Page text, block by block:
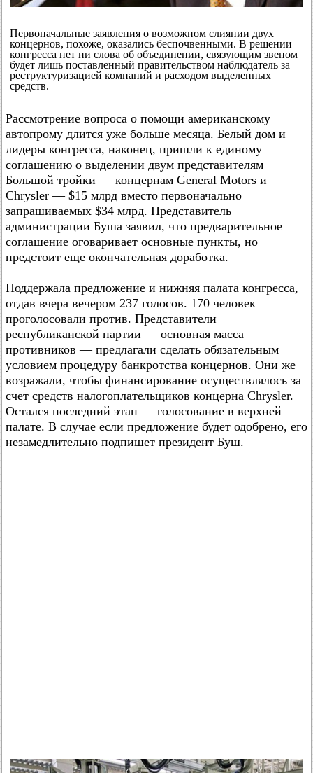
Первоначальные заявления о возможном слиянии двух
концернов, похоже, оказались беспочвенными. В решении
конгресса нет ни слова об объединении, связующим звеном
будет лишь поставленный правительством наблюдатель за
реструктуризацией компаний и расходом выделенных
средств.
Рассмотрение вопроса о помощи американскому
автопрому длится уже больше месяца. Белый дом и
лидеры конгресса, наконец, пришли к единому
соглашению о выделении двум представителям
Большой тройки — концернам General Motors и
Chrysler — $15 млрд вместо первоначально
запрашиваемых $34 млрд. Представитель
администрации Буша заявил, что предварительное
соглашение оговаривает основные пункты, но
предстоит еще окончательная доработка.
Поддержала предложение и нижняя палата конгресса,
отдав вчера вечером 237 голосов. 170 человек
проголосовали против. Представители
республиканской партии — основная масса
противников — предлагали сделать обязательным
условием процедуру банкротства концернов. Они же
возражали, чтобы финансирование осуществлялось за
счет средств налогоплательщиков концерна Chrysler.
Остался последний этап — голосование в верхней
палате. В случае если предложение будет одобрено, его
незамедлительно подпишет президент Буш.